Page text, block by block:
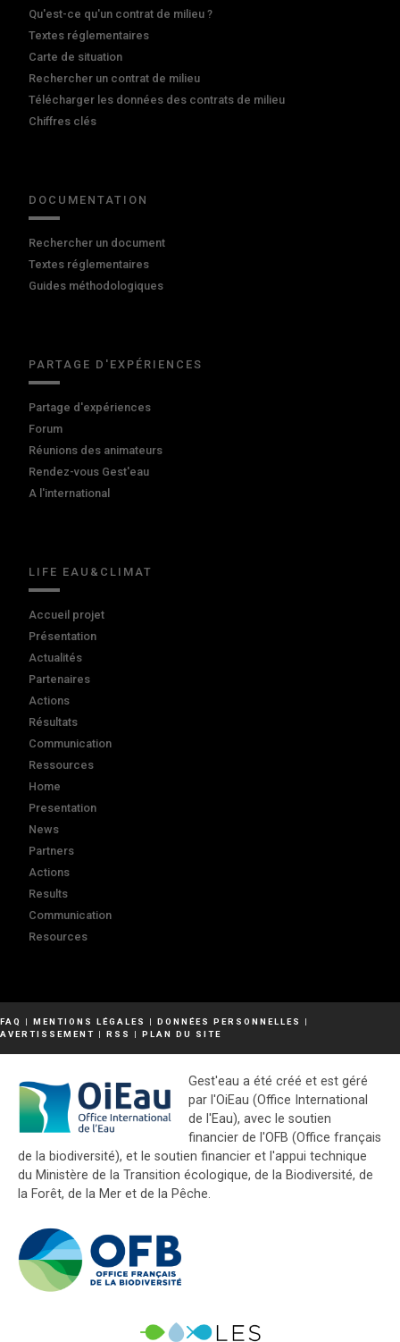
Qu'est-ce qu'un contrat de milieu ?
Textes réglementaires
Carte de situation
Rechercher un contrat de milieu
Télécharger les données des contrats de milieu
Chiffres clés
DOCUMENTATION
Rechercher un document
Textes réglementaires
Guides méthodologiques
PARTAGE D'EXPÉRIENCES
Partage d'expériences
Forum
Réunions des animateurs
Rendez-vous Gest'eau
A l'international
LIFE EAU&CLIMAT
Accueil projet
Présentation
Actualités
Partenaires
Actions
Résultats
Communication
Ressources
Home
Presentation
News
Partners
Actions
Results
Communication
Resources
FAQ | MENTIONS LÉGALES | DONNÉES PERSONNELLES
|
AVERTISSEMENT | RSS | PLAN DU SITE
Gest'eau a été créé et est géré
par l'OiEau (Office International
de l'Eau), avec le soutien
financier de l'OFB (Office français
de la biodiversité), et le soutien financier et l'appui technique
du Ministère de la Transition écologique, de la Biodiversité, de
la Forêt, de la Mer et de la Pêche.